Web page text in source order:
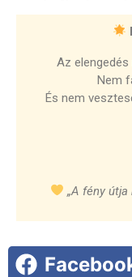
Az
Nem
És nem
„A fény